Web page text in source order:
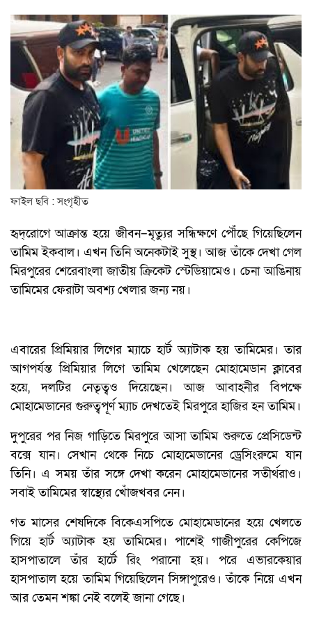
ফাইল ছবি : সংগৃহীত
হৃদ্‌রোগে আক্রান্ত হয়ে জীবন–মৃত্যুর সন্ধিক্ষণে পৌঁছে গিয়েছিলেন
তামিম ইকবাল। এখন তিনি অনেকটাই সুস্থ। আজ তাঁকে দেখা গেল
মিরপুরের শেরেবাংলা জাতীয় ক্রিকেট স্টেডিয়ামেও। চেনা আঙিনায়
তামিমের ফেরাটা অবশ্য খেলার জন্য নয়।
এবারের প্রিমিয়ার লিগের ম্যাচে হার্ট অ্যাটাক হয় তামিমের। তার
আগপর্যন্ত প্রিমিয়ার লিগে তামিম খেলেছেন মোহামেডান ক্লাবের
হয়ে, দলটির নেতৃত্বও দিয়েছেন। আজ আবাহনীর বিপক্ষে
মোহামেডানের গুরুত্বপূর্ণ ম্যাচ দেখতেই মিরপুরে হাজির হন তামিম।
দুপুরের পর নিজ গাড়িতে মিরপুরে আসা তামিম শুরুতে প্রেসিডেন্ট
বক্সে যান। সেখান থেকে নিচে মোহামেডানের ড্রেসিংরুমে যান
তিনি। এ সময় তাঁর সঙ্গে দেখা করেন মোহামেডানের সতীর্থরাও।
সবাই তামিমের স্বাস্থ্যের খোঁজখবর নেন।
গত মাসের শেষদিকে বিকেএসপিতে মোহামেডানের হয়ে খেলতে
গিয়ে হার্ট অ্যাটাক হয় তামিমের। পাশেই গাজীপুরের কেপিজে
হাসপাতালে তাঁর হার্টে রিং পরানো হয়। পরে এভারকেয়ার
হাসপাতাল হয়ে তামিম গিয়েছিলেন সিঙ্গাপুরেও। তাঁকে নিয়ে এখন
আর তেমন শঙ্কা নেই বলেই জানা গেছে।